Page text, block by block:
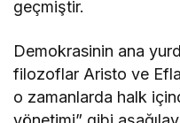
geçmiştir.
Demokrasinin ana
filozoflar Aristo ve
o zamanlarda halk